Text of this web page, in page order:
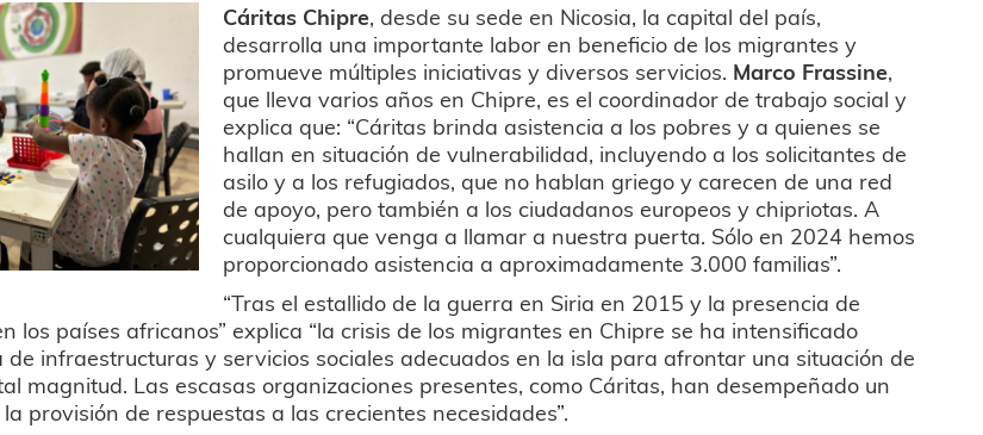
Cáritas Chipre, desde su sede en Nicosia, la capital del país,
desarrolla una importante labor en beneficio de los migrantes y
promueve múltiples iniciativas y diversos servicios. Marco Frassine,
que lleva varios años en Chipre, es el coordinador de trabajo social y
explica que: “Cáritas brinda asistencia a los pobres y a quienes se
hallan en situación de vulnerabilidad, incluyendo a los solicitantes de
asilo y a los refugiados, que no hablan griego y carecen de una red
de apoyo, pero también a los ciudadanos europeos y chipriotas. A
cualquiera que venga a llamar a nuestra puerta. Sólo en 2024 hemos
proporcionado asistencia a aproximadamente 3.000 familias”.
“Tras el estallido de la guerra en Siria en 2015 y la presencia de
los países africanos” explica “la crisis de los migrantes en Chipre se ha intensificado
infraestructuras y servicios sociales adecuados en la isla para afrontar una situación de
magnitud. Las escasas organizaciones presentes, como Cáritas, han desempeñado un
provisión de respuestas a las crecientes necesidades”.